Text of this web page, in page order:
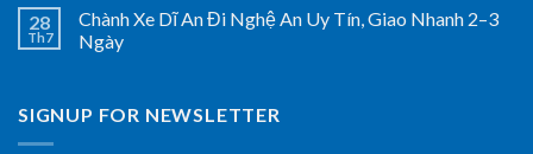
28
Th7
Chành Xe Dĩ An Đi Nghệ An Uy Tín, Giao Nhanh 2–3
Ngày
SIGNUP FOR NEWSLETTER